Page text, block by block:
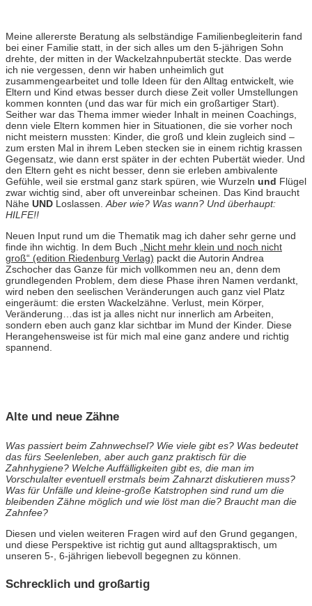
Meine allererste Beratung als selbständige Familienbegleiterin fand
bei einer Familie statt, in der sich alles um den 5-jährigen Sohn
drehte, der mitten in der Wackelzahnpubertät steckte. Das werde
ich nie vergessen, denn wir haben unheimlich gut
zusammengearbeitet und tolle Ideen für den Alltag entwickelt, wie
Eltern und Kind etwas besser durch diese Zeit voller Umstellungen
kommen konnten (und das war für mich ein großartiger Start).
Seither war das Thema immer wieder Inhalt in meinen Coachings,
denn viele Eltern kommen hier in Situationen, die sie vorher noch
nicht meistern mussten: Kinder, die groß und klein zugleich sind –
zum ersten Mal in ihrem Leben stecken sie in einem richtig krassen
Gegensatz, wie dann erst später in der echten Pubertät wieder. Und
den Eltern geht es nicht besser, denn sie erleben ambivalente
Gefühle, weil sie erstmal ganz stark spüren, wie Wurzeln und Flügel
zwar wichtig sind, aber oft unvereinbar scheinen. Das Kind braucht
Nähe UND Loslassen. Aber wie? Was wann? Und überhaupt:
HILFE!!
Neuen Input rund um die Thematik mag ich daher sehr gerne und
finde ihn wichtig. In dem Buch
„Nicht mehr klein und noch nicht
groß“ (edition Riedenburg Verlag) packt die Autorin Andrea
Zschocher das Ganze für mich vollkommen neu an, denn dem
grundlegenden Problem, dem diese Phase ihren Namen verdankt,
wird neben den seelischen Veränderungen auch ganz viel Platz
eingeräumt: die ersten Wackelzähne. Verlust, mein Körper,
Veränderung…das ist ja alles nicht nur innerlich am Arbeiten,
sondern eben auch ganz klar sichtbar im Mund der Kinder. Diese
Herangehensweise ist für mich mal eine ganz andere und richtig
spannend.
Alte und neue Zähne
Was passiert beim Zahnwechsel? Wie viele gibt es? Was bedeutet
das fürs Seelenleben, aber auch ganz praktisch für die
Zahnhygiene? Welche Auffälligkeiten gibt es, die man im
Vorschulalter eventuell erstmals beim Zahnarzt diskutieren muss?
Was für Unfälle und kleine-große Katstrophen sind rund um die
bleibenden Zähne möglich und wie löst man die? Braucht man die
Zahnfee?
Diesen und vielen weiteren Fragen wird auf den Grund gegangen,
und diese Perspektive ist richtig gut aund alltagspraktisch, um
unseren 5-, 6-jährigen liebevoll begegnen zu können.
Schrecklich und großartig